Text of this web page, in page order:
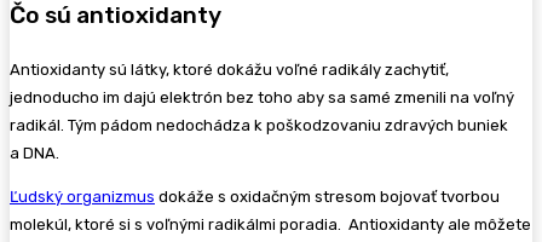
Čo sú antioxidanty
Antioxidanty sú látky, ktoré dokážu voľné radikály zachytiť,
jednoducho im dajú elektrón bez toho aby sa samé zmenili na voľný
radikál. Tým pádom nedochádza k poškodzovaniu zdravých buniek
a DNA.
Ľudský organizmus dokáže s oxidačným stresom bojovať tvorbou
molekúl, ktoré si s voľnými radikálmi poradia. Antioxidanty ale môžete